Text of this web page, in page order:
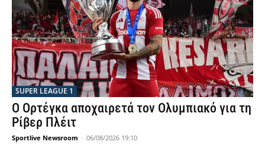
SUPER LEAGUE 1
Ο Ορτέγκα αποχαιρετά τον Ολυμπιακό για τη
Ρίβερ Πλέιτ
Sportlive Newsroom - 06/08/2026 19:10